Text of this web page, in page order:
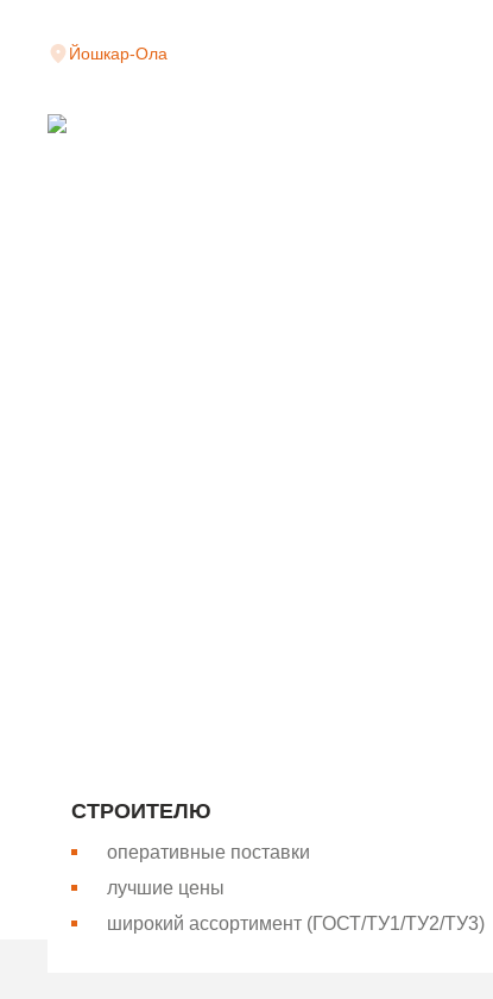
Йошкар-Ола
СТРОИТЕЛЮ
оперативные поставки
лучшие цены
широкий ассортимент (ГОСТ/ТУ1/ТУ2/ТУ3)